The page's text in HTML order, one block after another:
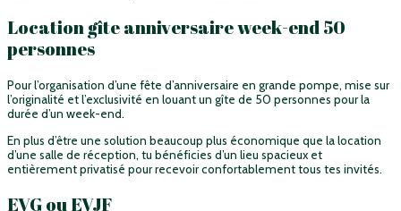
Location gîte anniversaire week-end 50
personnes
Pour l’organisation d’une fête d’anniversaire en grande pompe, mise sur
l’originalité et l’exclusivité en louant un gîte de 50 personnes pour la
durée d’un week-end.
En plus d’être une solution beaucoup plus économique que la location
d’une salle de réception, tu bénéficies d’un lieu spacieux et
entièrement privatisé pour recevoir confortablement tous tes invités.
EVG ou EVJF